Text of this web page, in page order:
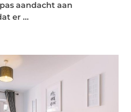
aandacht aan
er ...